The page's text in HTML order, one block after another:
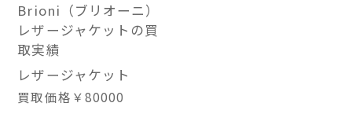
Brioni（ブリオーニ）
レザージャケットの買
取実績
レザージャケット
買取価格 ￥80000